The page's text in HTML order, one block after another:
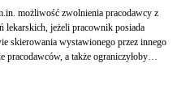
możliwość zwolnienia pracodawcy z
lekarskich, jeżeli pracownik posiada
skierowania wystawionego przez innego
pracodawców, a także ograniczyłoby